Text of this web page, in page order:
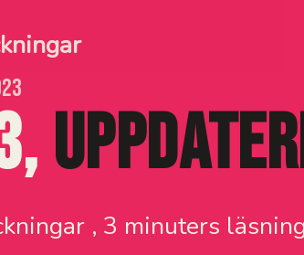
, 3 minuters